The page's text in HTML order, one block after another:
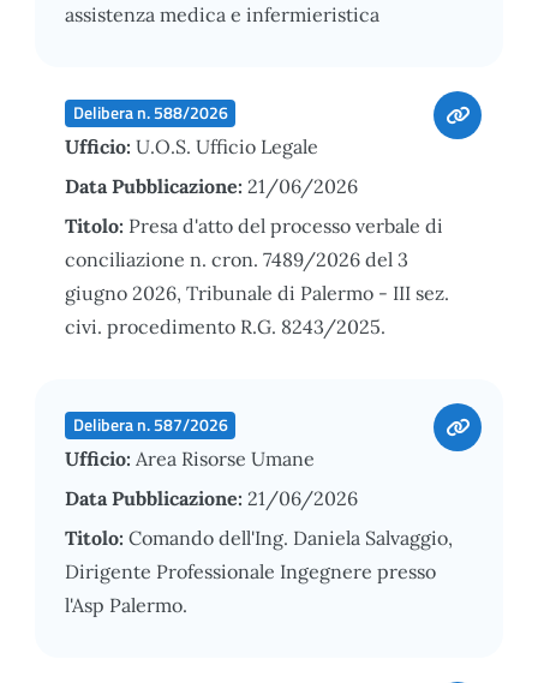
assistenza medica e infermieristica
Delibera n. 588/2026
Ufficio: U.O.S. Ufficio Legale
Data Pubblicazione: 21/06/2026
Titolo: Presa d'atto del processo verbale di
conciliazione n. cron. 7489/2026 del 3
giugno 2026, Tribunale di Palermo - III sez.
civi. procedimento R.G. 8243/2025.
Delibera n. 587/2026
Ufficio: Area Risorse Umane
Data Pubblicazione: 21/06/2026
Titolo: Comando dell'Ing. Daniela Salvaggio,
Dirigente Professionale Ingegnere presso
l'Asp Palermo.